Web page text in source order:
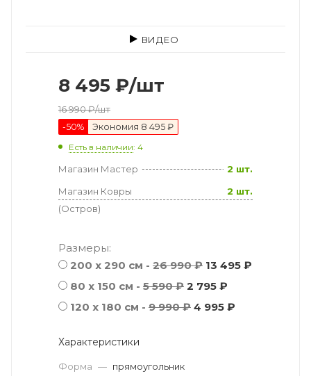
ВИДЕО
8 495 ₽/шт
16 990₽/шт
-50% Экономия 8 495 ₽
Есть в наличии: 4
Магазин Мастер
2 шт.
Магазин Ковры
(Остров)
2 шт.
Размеры:
200 x 290 см - 26 990 ₽ 13 495 ₽
80 x 150 см - 5 590 ₽ 2 795 ₽
120 x 180 см - 9 990 ₽ 4 995 ₽
Характеристики
Форма — прямоугольник